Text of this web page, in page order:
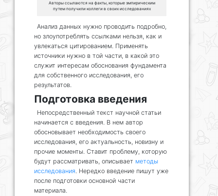
Авторы ссылаются на факты, которые эмпирическим
путем получили коллеги в своих исследованиях
Анализ данных нужно проводить подробно,
но злоупотреблять ссылками нельзя, как и
увлекаться цитированием. Применять
источники нужно в той части, в какой это
служит интересам обоснования фундамента
для собственного исследования, его
результатов.
Подготовка введения
Непосредственный текст научной статьи
начинается с введения. В нем автор
обосновывает необходимость своего
исследования, его актуальность, новизну и
прочие моменты. Ставит проблему, которую
будут рассматривать, описывает методы
исследования . Нередко введение пишут уже
после подготовки основной части
материала.